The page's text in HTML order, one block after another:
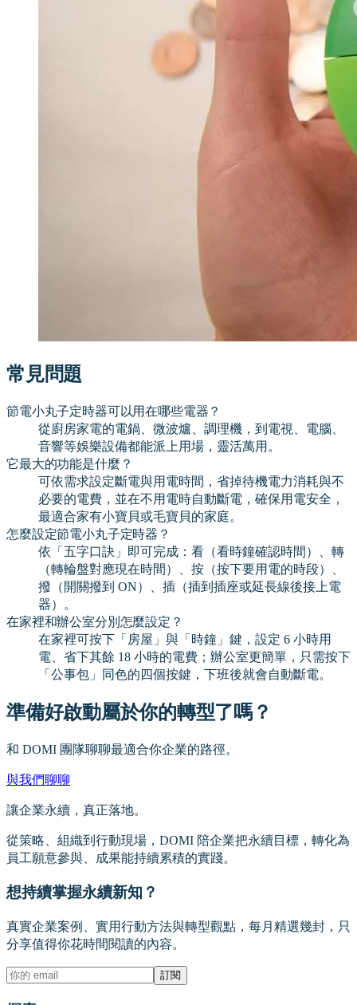
常見問題
節電小丸子定時器可以用在哪些電器？
從廚房家電的電鍋、微波爐、調理機，到電視、電腦、
音響等娛樂設備都能派上用場，靈活萬用。
它最大的功能是什麼？
可依需求設定斷電與用電時間，省掉待機電力消耗與不
必要的電費，並在不用電時自動斷電，確保用電安全，
最適合家有小寶貝或毛寶貝的家庭。
怎麼設定節電小丸子定時器？
依「五字口訣」即可完成：看（看時鐘確認時間）、轉
（轉輪盤對應現在時間）、按（按下要用電的時段）、
撥（開關撥到 ON）、插（插到插座或延長線後接上電
器）。
在家裡和辦公室分別怎麼設定？
在家裡可按下「房屋」與「時鐘」鍵，設定 6 小時用
電、省下其餘 18 小時的電費；辦公室更簡單，只需按下
「公事包」同色的四個按鍵，下班後就會自動斷電。
準備好啟動屬於你的轉型了嗎？
和 DOMI 團隊聊聊最適合你企業的路徑。
與我們聊聊
讓企業永續，真正落地。
從策略、組織到行動現場，DOMI 陪企業把永續目標，轉化為
員工願意參與、成果能持續累積的實踐。
想持續掌握永續新知？
真實企業案例、實用行動方法與轉型觀點，每月精選幾封，只
分享值得你花時間閱讀的內容。
訂閱